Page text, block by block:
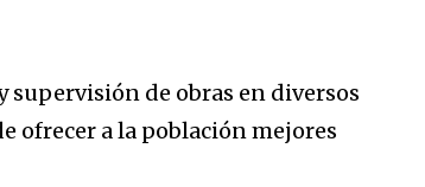
supervisión de obras en diversos
ofrecer a la población mejores